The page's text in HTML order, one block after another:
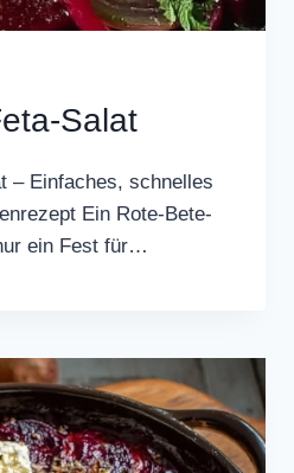
Salat
– Einfaches, schnelles
Ein Rote-Bete-
ein Fest für…